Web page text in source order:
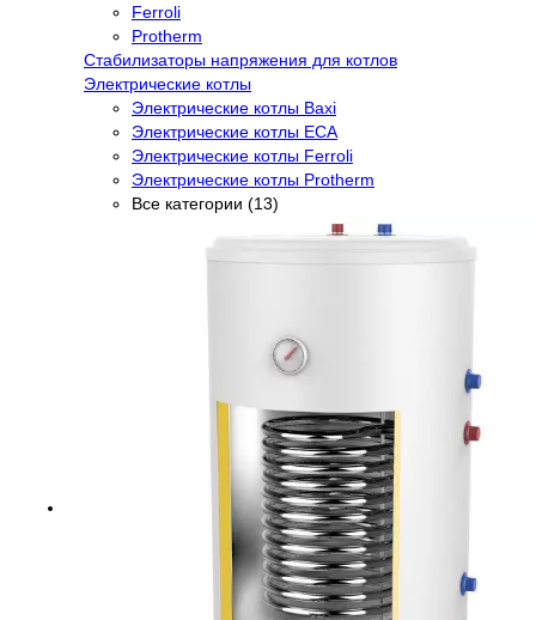
Ferroli
Protherm
Стабилизаторы напряжения для котлов
Электрические котлы
Электрические котлы Baxi
Электрические котлы ECA
Электрические котлы Ferroli
Электрические котлы Protherm
Все категории (13)